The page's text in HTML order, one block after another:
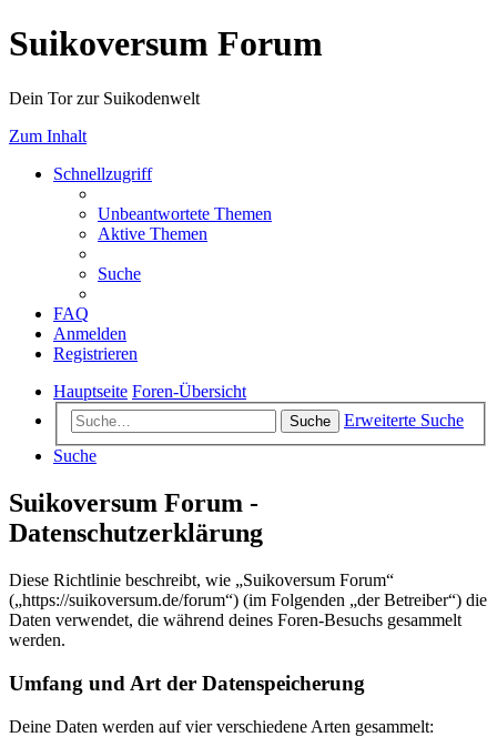
Suikoversum Forum
Dein Tor zur Suikodenwelt
Zum Inhalt
Schnellzugriff
Unbeantwortete Themen
Aktive Themen
Suche
FAQ
Anmelden
Registrieren
Hauptseite Foren-Übersicht
Suche
Erweiterte Suche
Suche
Suikoversum Forum -
Datenschutzerklärung
Diese Richtlinie beschreibt, wie „Suikoversum Forum“
(„https://suikoversum.de/forum“) (im Folgenden „der Betreiber“) die
Daten verwendet, die während deines Foren-Besuchs gesammelt
werden.
Umfang und Art der Datenspeicherung
Deine Daten werden auf vier verschiedene Arten gesammelt: